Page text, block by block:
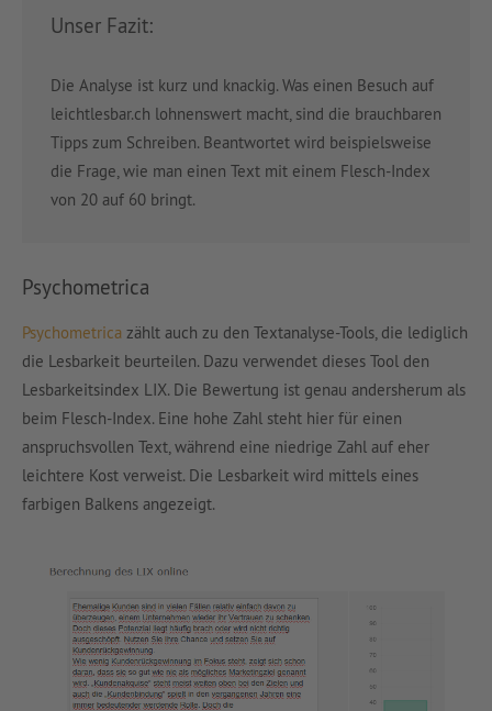
Unser Fazit:
Die Analyse ist kurz und knackig. Was einen Besuch auf
leichtlesbar.ch lohnenswert macht, sind die brauchbaren
Tipps zum Schreiben. Beantwortet wird beispielsweise
die Frage, wie man einen Text mit einem Flesch-Index
von 20 auf 60 bringt.
Psychometrica
Psychometrica zählt auch zu den Textanalyse-Tools, die lediglich
die Lesbarkeit beurteilen. Dazu verwendet dieses Tool den
Lesbarkeitsindex LIX. Die Bewertung ist genau andersherum als
beim Flesch-Index. Eine hohe Zahl steht hier für einen
anspruchsvollen Text, während eine niedrige Zahl auf eher
leichtere Kost verweist. Die Lesbarkeit wird mittels eines
farbigen Balkens angezeigt.